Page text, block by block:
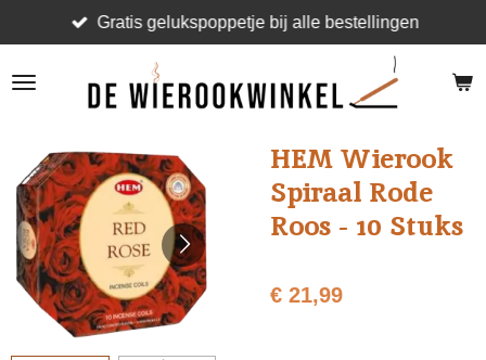
direct
naar
Gratis gelukspoppetje bij alle bestellingen
HEM Wierook
Spiraal Rode
Roos - 10 Stuks
€ 21,99